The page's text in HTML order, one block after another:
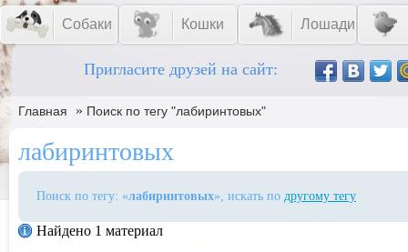
Собаки Кошки Лошади
Пригласите друзей на сайт:
Главная » Поиск по тегу "лабиринтовых"
лабиринтовых
Поиск по тегу: «лабиринтовых», искать по другому тегу
Найдено 1 материал